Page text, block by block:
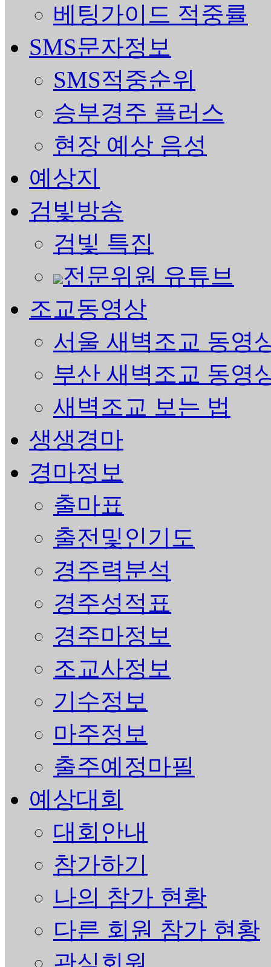
베팅가이드 적중률
SMS문자정보
SMS적중순위
승부경주 플러스
현장 예상 음성
예상지
검빛방송
검빛 특집
전문위원 유튜브
조교동영상
서울 새벽조교 동영
부산 새벽조교 동영
새벽조교 보는 법
생생경마
경마정보
출마표
출전및인기도
경주력분석
경주성적표
경주마정보
조교사정보
기수정보
마주정보
출주예정마필
예상대회
대회안내
참가하기
나의 참가 현황
다른 회원 참가 현황